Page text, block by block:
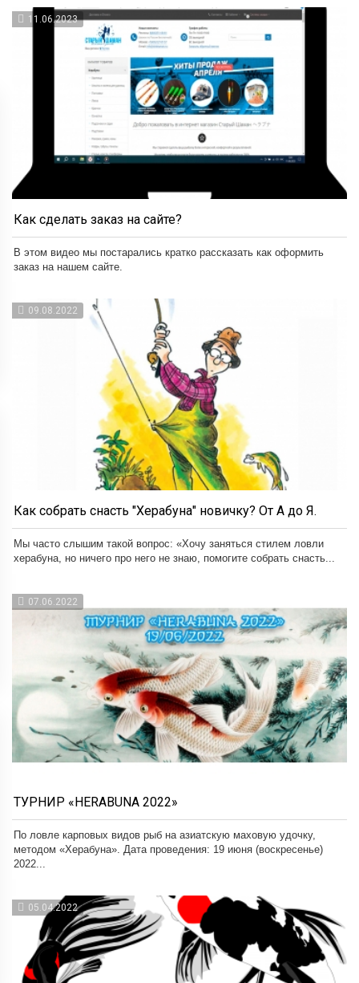
11.06.2023
Как сделать заказ на сайте?
В этом видео мы постарались кратко рассказать как оформить
заказ на нашем сайте.
09.08.2022
Как собрать снасть "Херабуна" новичку? От А до Я.
Мы часто слышим такой вопрос: «Хочу заняться стилем ловли
херабуна, но ничего про него не знаю, помогите собрать снасть...
07.06.2022
ТУРНИР «HERABUNA 2022»
По ловле карповых видов рыб на азиатскую маховую удочку,
методом «Херабуна». Дата проведения: 19 июня (воскресенье)
2022...
05.04.2022